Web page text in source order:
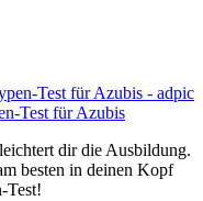
Test für Azubis
dir die Ausbildung.
besten in deinen Kopf
Test!